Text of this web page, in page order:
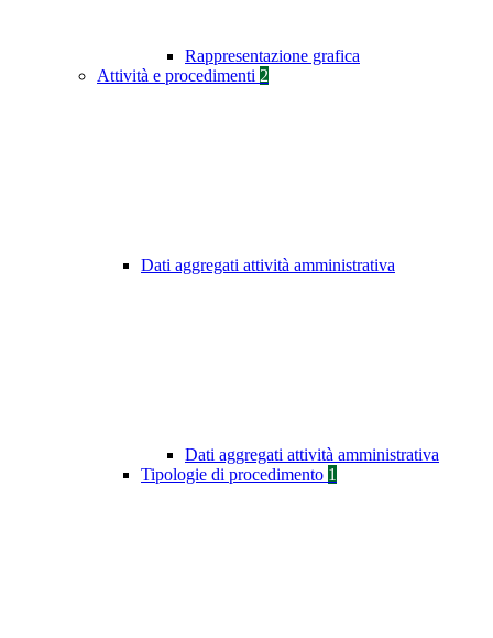
Rappresentazione grafica
Attività e procedimenti 2
Dati aggregati attività amministrativa
Dati aggregati attività amministrativa
Tipologie di procedimento 1